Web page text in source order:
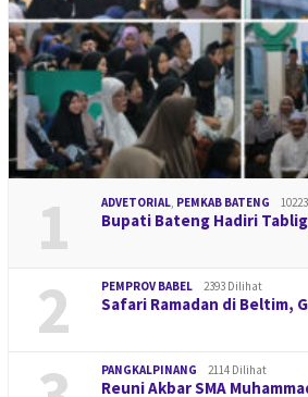
1 ADVETORIAL PEMKAB BATENG
Bupati Bateng Hadiri
2 PEMPROV BABEL 2393 Dilihat
Safari Ramadan di Beltim,
PANGKALPINANG 2114 Dilihat
Reuni Akbar SMA